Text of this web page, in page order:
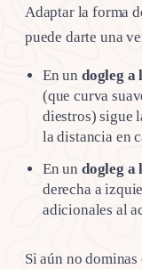
Adaptar la forma
puede darte una
En un dogleg a
(que curva
diestros) sigue
la distancia en
En un dogleg a
derecha a
adicionales al
Si aún no